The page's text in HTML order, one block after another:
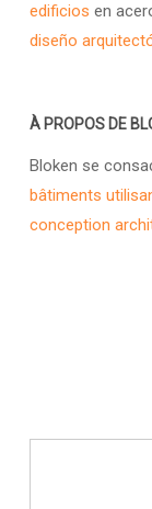
edificios en
diseño
À PROPOS DE
Bloken se
bâtiments
conception